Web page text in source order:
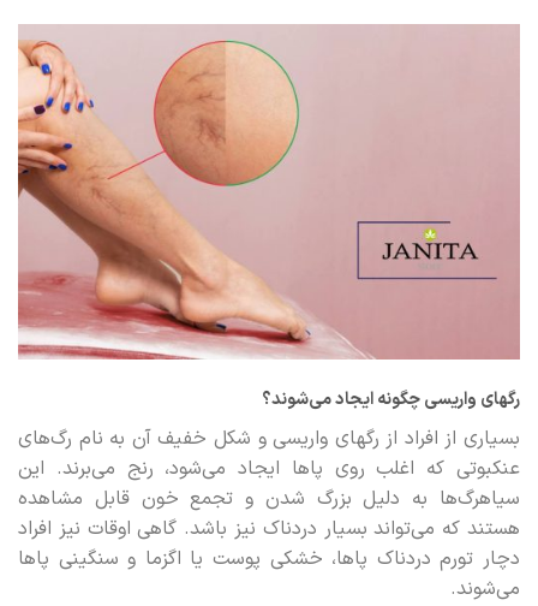
رگهای واریسی چگونه ایجاد می‌شوند؟
بسیاری از افراد از رگهای واریسی و شکل خفیف آن به نام رگ‌های
عنکبوتی که اغلب روی پاها ایجاد می‌شود، رنج می‌برند. این
سیاهرگ‌ها به دلیل بزرگ شدن و تجمع خون قابل مشاهده
هستند که می‌تواند بسیار دردناک نیز باشد. گاهی اوقات نیز افراد
دچار تورم دردناک پاها، خشکی پوست یا اگزما و سنگینی پاها
می‌شوند.